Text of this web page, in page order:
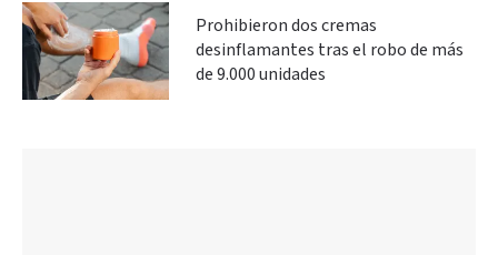
Prohibieron dos cremas
desinflamantes tras el robo de más
de 9.000 unidades